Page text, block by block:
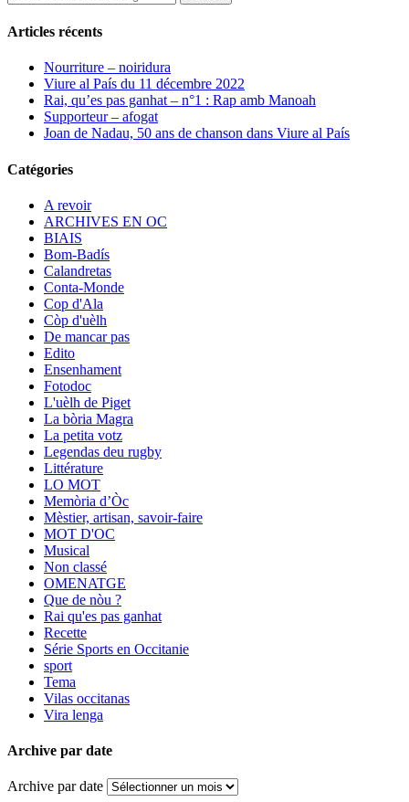
Articles récents
Nourriture – noiridura
Viure al País du 11 décembre 2022
Rai, qu’es pas ganhat – n°1 : Rap amb Manoah
Supporteur – afogat
Joan de Nadau, 50 ans de chanson dans Viure al País
Catégories
A revoir
ARCHIVES EN OC
BIAIS
Bom-Badís
Calandretas
Conta-Monde
Cop d'Ala
Còp d'uèlh
De mancar pas
Edito
Ensenhament
Fotodoc
L'uèlh de Piget
La bòria Magra
La petita votz
Legendas deu rugby
Littérature
LO MOT
Memòria d’Òc
Mèstier, artisan, savoir-faire
MOT D'OC
Musical
Non classé
OMENATGE
Que de nòu ?
Rai qu'es pas ganhat
Recette
Série Sports en Occitanie
sport
Tema
Vilas occitanas
Vira lenga
Archive par date
Archive par date